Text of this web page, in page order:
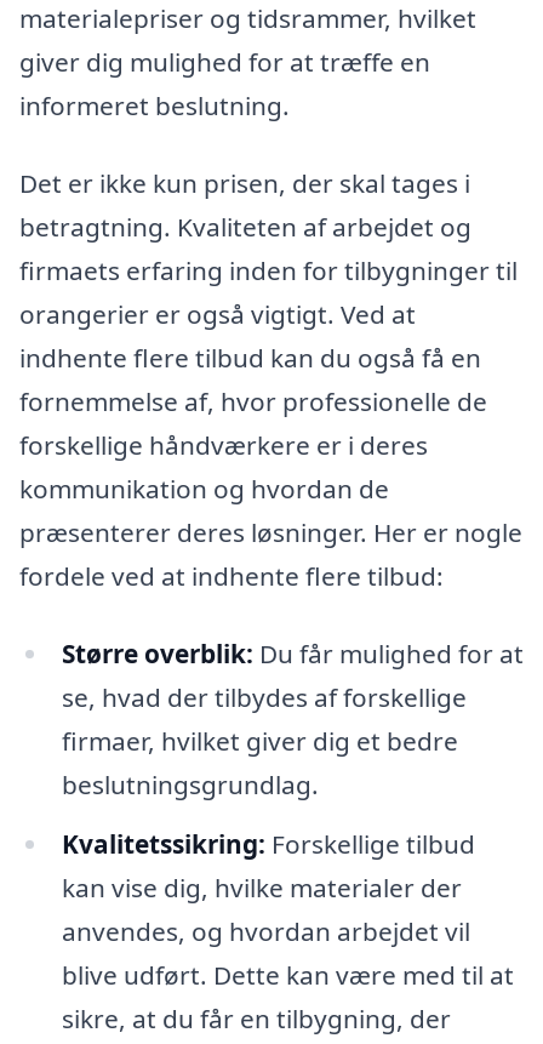
materialepriser og tidsrammer, hvilket
giver dig mulighed for at træffe en
informeret beslutning.
Det er ikke kun prisen, der skal tages i
betragtning. Kvaliteten af arbejdet og
firmaets erfaring inden for tilbygninger til
orangerier er også vigtigt. Ved at
indhente flere tilbud kan du også få en
fornemmelse af, hvor professionelle de
forskellige håndværkere er i deres
kommunikation og hvordan de
præsenterer deres løsninger. Her er nogle
fordele ved at indhente flere tilbud:
Større overblik: Du får mulighed for at
se, hvad der tilbydes af forskellige
firmaer, hvilket giver dig et bedre
beslutningsgrundlag.
Kvalitetssikring: Forskellige tilbud
kan vise dig, hvilke materialer der
anvendes, og hvordan arbejdet vil
blive udført. Dette kan være med til at
sikre, at du får en tilbygning, der